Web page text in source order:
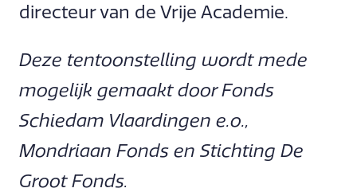
directeur van de Vrije Academie.
Deze tentoonstelling wordt mede
mogelijk gemaakt door Fonds
Schiedam Vlaardingen e.o.,
Mondriaan Fonds en Stichting De
Groot Fonds.